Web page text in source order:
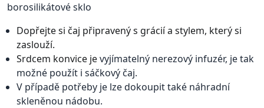
borosilikátové sklo
Dopřejte si čaj připravený s grácií a stylem, který si
zaslouží.
Srdcem konvice jevyjímatelný nerezový infuzér, je tak
možné použít i sáčkový čaj.
V případě potřeby je lze dokoupit také náhradní
skleněnou nádobu.